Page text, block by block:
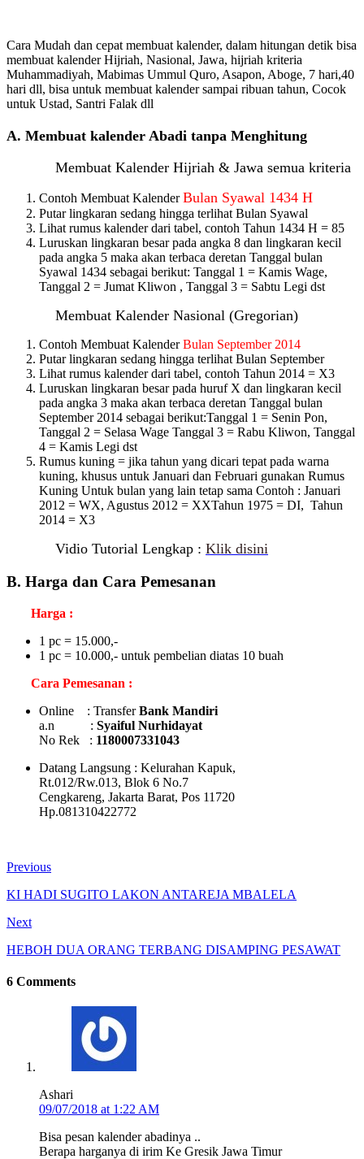
Cara Mudah dan cepat membuat kalender, dalam hitungan detik bisa
membuat kalender Hijriah, Nasional, Jawa, hijriah kriteria
Muhammadiyah, Mabimas Ummul Quro, Asapon, Aboge, 7 hari,40
hari dll, bisa untuk membuat kalender sampai ribuan tahun, Cocok
untuk Ustad, Santri Falak dll
A. Membuat kalender Abadi tanpa Menghitung
Membuat Kalender Hijriah & Jawa semua kriteria
Contoh Membuat KalenderBulan Syawal 1434 H
Putar lingkaran sedang hingga terlihat Bulan Syawal
Lihat rumus kalender dari tabel, contoh Tahun 1434 H = 85
Luruskan lingkaran besar pada angka 8 dan lingkaran kecil
pada angka 5 maka akan terbaca deretan Tanggal bulan
Syawal 1434 sebagai berikut: Tanggal 1 = Kamis Wage,
Tanggal 2 = Jumat Kliwon , Tanggal 3 = Sabtu Legi dst
Membuat Kalender Nasional (Gregorian)
Contoh Membuat KalenderBulan September 2014
Putar lingkaran sedang hingga terlihat Bulan September
Lihat rumus kalender dari tabel, contoh Tahun 2014 = X3
Luruskan lingkaran besar pada huruf X dan lingkaran kecil
pada angka 3 maka akan terbaca deretan Tanggal bulan
September 2014 sebagai berikut:Tanggal 1 = Senin Pon,
Tanggal 2 = Selasa Wage Tanggal 3 = Rabu Kliwon, Tanggal
4 = Kamis Legi dst
Rumus kuning = jika tahun yang dicari tepat pada warna
kuning, khusus untuk Januari dan Februari gunakan Rumus
Kuning Untuk bulan yang lain tetap sama Contoh : Januari
2012 = WX, Agustus 2012 = XXTahun 1975 = DI, Tahun
2014 = X3
Vidio Tutorial Lengkap : Klik disini
B. Harga dan Cara Pemesanan
Harga :
1 pc = 15.000,-
1 pc = 10.000,- untuk pembelian diatas 10 buah
Cara Pemesanan :
Online : TransferBank Mandiri
a.n : Syaiful Nurhidayat
No Rek : 1180007331043
Datang Langsung : Kelurahan Kapuk,
Rt.012/Rw.013, Blok 6 No.7
Cengkareng, Jakarta Barat, Pos 11720
Hp.081310422772
Previous
KI HADI SUGITO LAKON ANTAREJA MBALELA
Next
HEBOH DUA ORANG TERBANG DISAMPING PESAWAT
6 Comments
Ashari
09/07/2018 at 1:22 AM
Bisa pesan kalender abadinya ..
Berapa harganya di irim Ke Gresik Jawa Timur